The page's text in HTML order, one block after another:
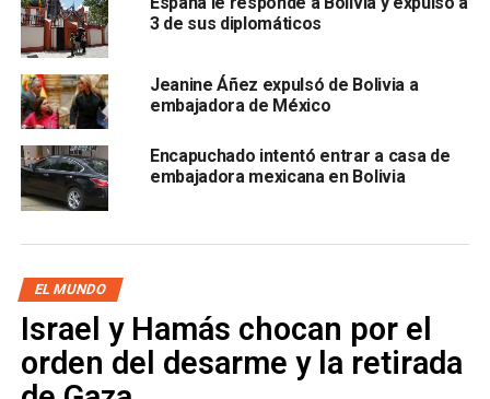
Las elecciones del 20 de octubre fueron anuladas por el
expresidente
Evo Morales
luego de que una auditoría de la Organización de Estados
irregularidades a favor de su candidatura y su partido, el
Movimiento Al Socialismo ( MAS).
La situación derivó en la renuncia de Morales Ayma el
3 de sus diplomáticos
Jeanine Áñez expulsó de Bolivia a
embajadora de México
Encapuchado intentó entrar a casa de
embajadora mexicana en Bolivia
EL MUNDO
Israel y Hamás chocan por el
orden del desarme y la retirada